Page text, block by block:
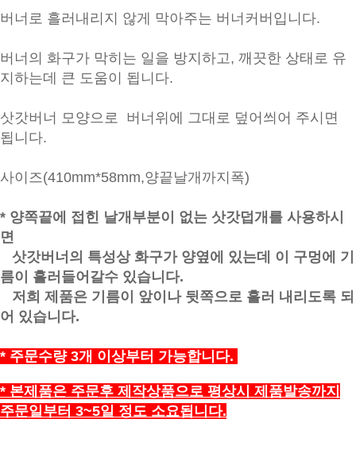
버너로 흘러내리지 않게 막아주는 버너커버입니다.
버너의 화구가 막히는 일을 방지하고, 깨끗한 상태로 유
지하는데 큰 도움이 됩니다.
삿갓버너 모양으로 버너위에 그대로 덮어씌어 주시면
됩니다.
사이즈(410mm*58mm,양끝날개까지폭)
* 양쪽끝에 접힌 날개부분이 없는 삿갓덥개를 사용하시
면
삿갓버너의 특성상 화구가 양옆에 있는데 이 구멍에 기
름이 흘러들어갈수 있습니다.
저희 제품은 기름이 앞이나 뒷쪽으로 흘러 내리도록 되
어 있습니다.
* 주문수량 3개 이상부터 가능합니다.
* 본제품은 주문후 제작상품으로 평상시 제품발송까지
주문일부터 3~5일 정도 소요됩니다.